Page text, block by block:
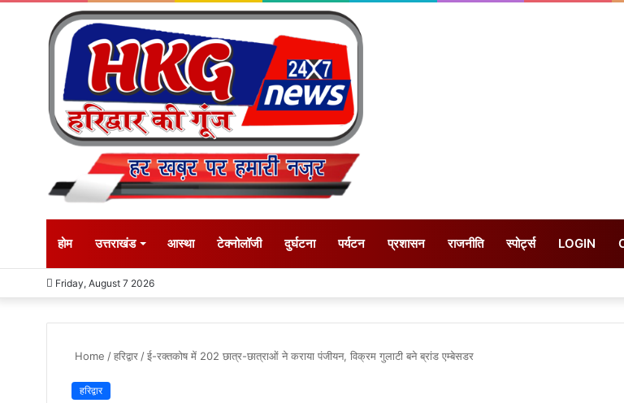
होम उत्तराखंड आस्था टेक्नोलॉजी दुर्घटना पर्यटन प्रशासन राजनीति स्पोर्ट्स LOGIN
Friday, August 7 2026
Home /हरिद्वार/ई-रक्तकोष में 202 छात्र-छात्राओं ने कराया पंजीयन, विक्रम गुलाटी बने ब्रांड एम्बेसडर
हरिद्वार